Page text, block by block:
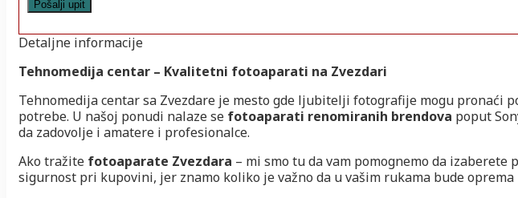
Detaljne informacije
Tehnomedija centar – Kvalitetni fotoaparati na Zvezdari
Tehnomedija centar sa Zvezdare je mesto gde ljubitelji fotografije mogu pronaći
potrebe. U našoj ponudi nalaze se fotoaparati renomiranih brendova poput
da zadovolje i amatere i profesionalce.
Ako tražite fotoaparate Zvezdara – mi smo tu da vam pomognemo da
sigurnost pri kupovini, jer znamo koliko je važno da u vašim rukama bude